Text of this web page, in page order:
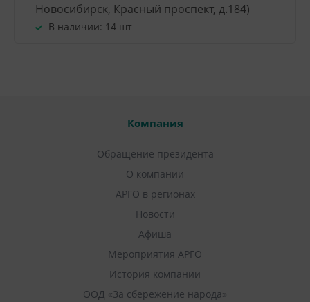
Новосибирск, Красный проспект, д.184)
В наличии: 14 шт
Компания
Обращение президента
О компании
АРГО в регионах
Новости
Афиша
Мероприятия АРГО
История компании
ООД «За сбережение народа»